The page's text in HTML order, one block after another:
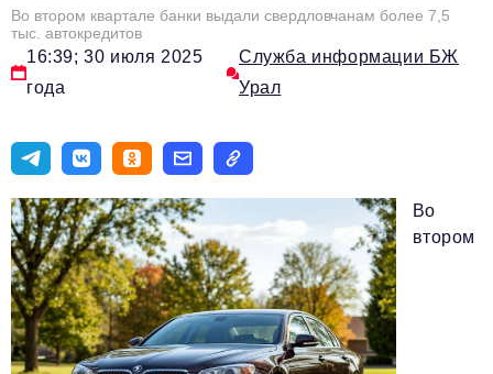
Новости
Импортозамещение
ИННОПРОМ
Топ-100 влиятельных людей Свердловской области
Видео
ТОП-100 влиятельных людей — 2025
Телефон редакции:+7 495 727-01-67
Электронные почты редакции:
Во втором квартале банки выдали свердловчанам более 7,5
тыс. автокредитов
16:39; 30 июля 2025
года
Служба информации БЖ
Урал
Во
втором